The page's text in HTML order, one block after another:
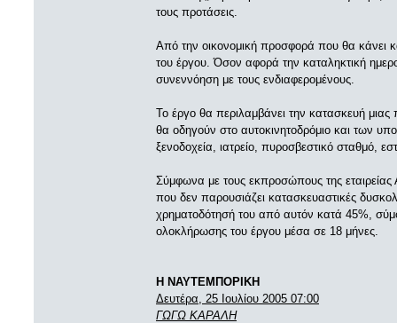
τους προτάσεις.
Από την οικονομική προσφορά που θα κάνει
του έργου. Όσον αφορά την καταληκτική
συνεννόηση με τους ενδιαφερομένους.
Το έργο θα περιλαμβάνει την κατασκευή
θα οδηγούν στο αυτοκινητοδρόμιο και των
ξενοδοχεία, ιατρείο, πυροσβεστικό σταθμό,
Σύμφωνα με τους εκπροσώπους της εταιρείας
που δεν παρουσιάζει κατασκευαστικές
χρηματοδότησή του από αυτόν κατά 45%,
ολοκλήρωσης του έργου μέσα σε 18 μήνες.
Η ΝΑΥΤΕΜΠΟΡΙΚΗ
Δευτέρα, 25 Ιουλίου 2005 07:00
ΓΩΓΩ ΚΑΡΑΛΗ